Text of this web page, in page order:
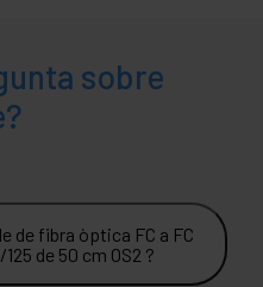
sobre
de fibra òptica FC a FC
de 50 cm OS2 ?